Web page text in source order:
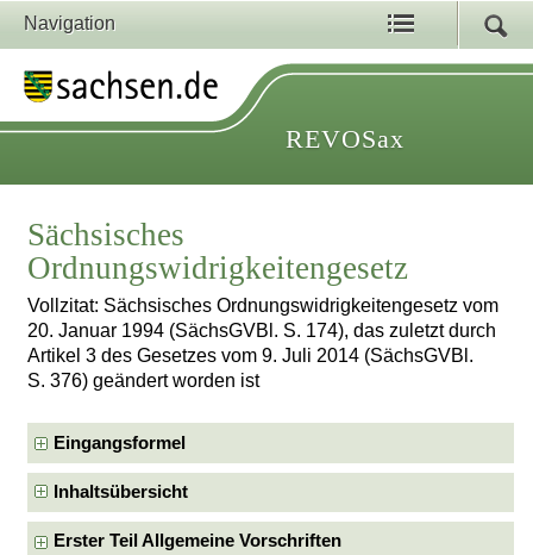
Navigation
REVOSax
Sächsisches
Ordnungswidrigkeitengesetz
Vollzitat: Sächsisches Ordnungswidrigkeitengesetz vom
20. Januar 1994 (SächsGVBl. S. 174), das zuletzt durch
Artikel 3 des Gesetzes vom 9. Juli 2014 (SächsGVBl.
S. 376) geändert worden ist
Eingangsformel
Inhaltsübersicht
Erster Teil Allgemeine Vorschriften